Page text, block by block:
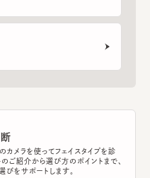
カメラを使ってフェイスタイプを診
ご紹介から選び方のポイントまで、
をサポートします。